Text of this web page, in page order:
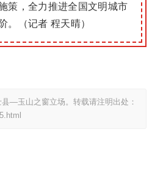
策，全力推进全国文明城市
。（记者 程天晴）
—玉山之窗立场。转载请注明出处：